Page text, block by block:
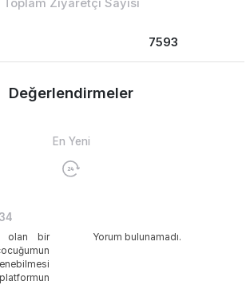
Toplam Ziyaretçi Sayısı
7593
Değerlendirmeler
En Yeni
olan bir
Yorum bulunamadı.